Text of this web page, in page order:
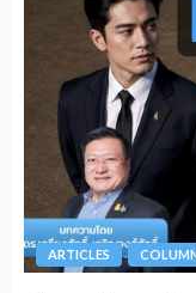
ARTICLES